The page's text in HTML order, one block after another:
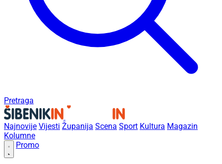
Pretraga
Najnovije Vijesti Županija Scena Sport Kultura Magazin
Kolumne
Promo